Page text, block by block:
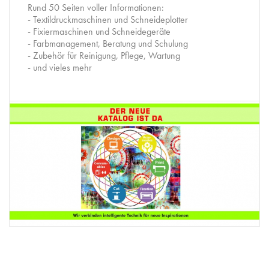
Rund 50 Seiten voller Informationen:
- Textildruckmaschinen und Schneideplotter
- Fixiermaschinen und Schneidegeräte
- Farbmanagement, Beratung und Schulung
- Zubehör für Reinigung, Pflege, Wartung
- und vieles mehr